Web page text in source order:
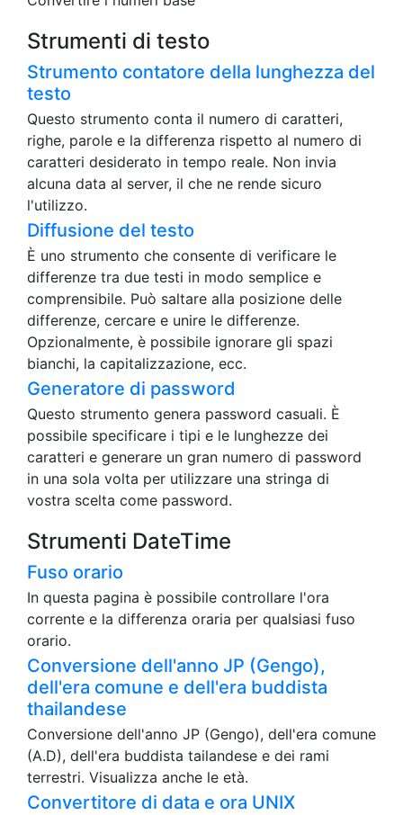
Strumenti di testo
Strumento contatore della lunghezza del
testo
Questo strumento conta il numero di caratteri,
righe, parole e la differenza rispetto al numero di
caratteri desiderato in tempo reale. Non invia
alcuna data al server, il che ne rende sicuro
l'utilizzo.
Diffusione del testo
È uno strumento che consente di verificare le
differenze tra due testi in modo semplice e
comprensibile. Può saltare alla posizione delle
differenze, cercare e unire le differenze.
Opzionalmente, è possibile ignorare gli spazi
bianchi, la capitalizzazione, ecc.
Generatore di password
Questo strumento genera password casuali. È
possibile specificare i tipi e le lunghezze dei
caratteri e generare un gran numero di password
in una sola volta per utilizzare una stringa di
vostra scelta come password.
Strumenti DateTime
Fuso orario
In questa pagina è possibile controllare l'ora
corrente e la differenza oraria per qualsiasi fuso
orario.
Conversione dell'anno JP (Gengo),
dell'era comune e dell'era buddista
thailandese
Conversione dell'anno JP (Gengo), dell'era comune
(A.D), dell'era buddista tailandese e dei rami
terrestri. Visualizza anche le età.
Convertitore di data e ora UNIX